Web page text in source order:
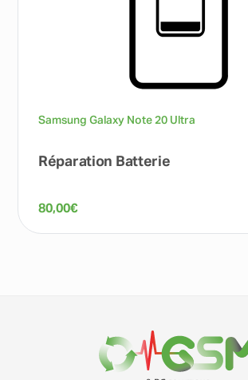
Samsung Galaxy Note 20 Ultra
Réparation Batterie
80,00€